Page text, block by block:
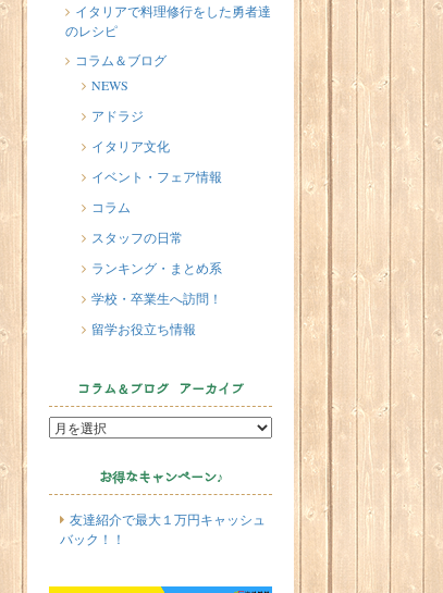
2026/07/17
イタリアが誇る3人の天才芸術家 そ
の傑作を見に行こう！
2026/07/16
味わってみたい！魚介の「ごった
チュッコ）
2026/07/14
インスタライブのお知らせ
イタリアで料理修行をした勇者達
のレシピ
コラム＆ブログ
NEWS
アドラジ
イタリア文化
イベント・フェア情報
コラム
スタッフの日常
ランキング・まとめ系
学校・卒業生へ訪問！
留学お役立ち情報
コラム＆ブログ アーカイブ
お得なキャンペーン♪
友達紹介で最大１万円キャッシュ
バック！！